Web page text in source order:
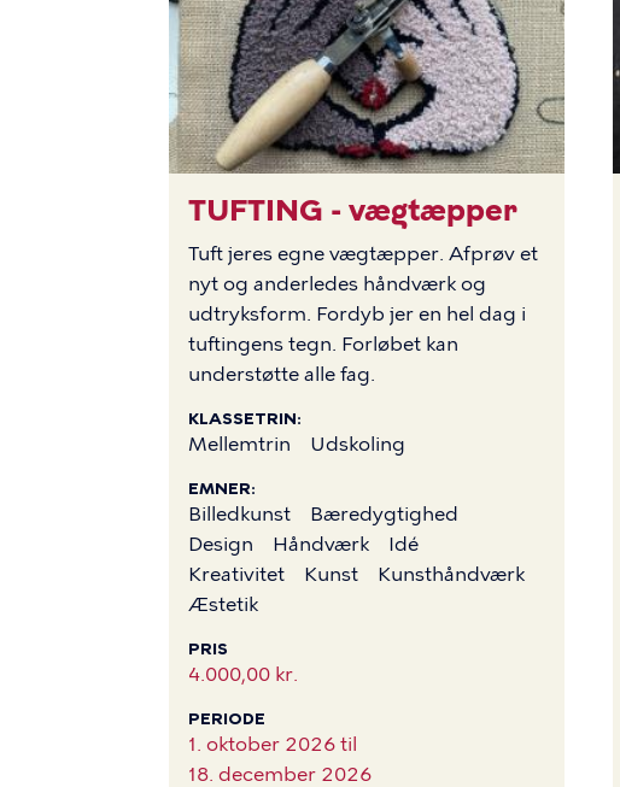
BILLEDE
TUFTING - vægtæpper
Tuft jeres egne vægtæpper. Afprøv et
nyt og anderledes håndværk og
udtryksform. Fordyb jer en hel dag i
tuftingens tegn. Forløbet kan
understøtte alle fag.
KLASSETRIN
Mellemtrin Udskoling
EMNER
Billedkunst
Bæredygtighed
Design
Håndværk
Idé
Kreativitet
Kunst
Kunsthåndværk
Æstetik
PRIS
4.000,00 kr.
PERIODE
1. oktober 2026 til
18. december 2026